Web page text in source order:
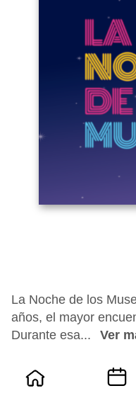
La Noche de los
años, el mayor
Durante esa...
Ver